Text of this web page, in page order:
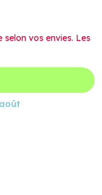
selon vos envies. Les